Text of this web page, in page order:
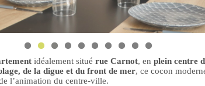
idéalement situé rue Carnot, en plein centre
de la digue et du front de mer, ce cocon
l’animation du centre-ville.